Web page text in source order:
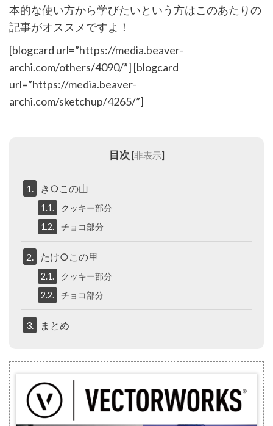
本的な使い方から学びたいという方はこのあたりの
記事がオススメですよ！
[blogcard url=”https://media.beaver-
archi.com/others/4090/”] [blogcard
url=”https://media.beaver-
archi.com/sketchup/4265/”]
目次 [非表示]
1. き○この山
1.1.
クッキー部分
1.2.
チョコ部分
2. たけ○この里
2.1.
クッキー部分
2.2.
チョコ部分
3. まとめ